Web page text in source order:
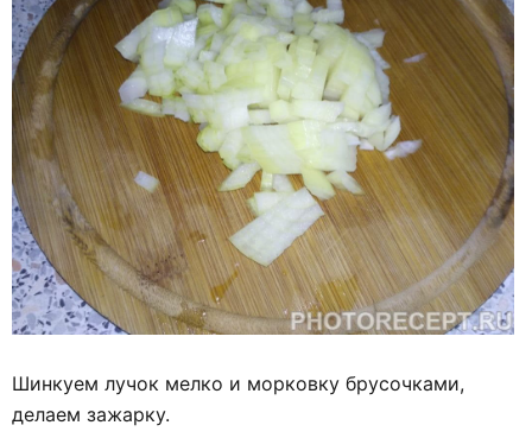
Шинкуем лучок мелко и морковку брусочками,
делаем зажарку.